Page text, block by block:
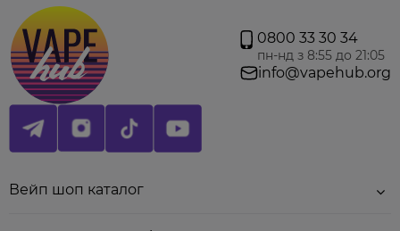
- У велику баночку залити нікобустер (за бажанням
нікобустер можна не додавати зовсім) і після цього -
гліцерин.
- Збовтати все протягом 1-2 хвилин.
- Дати готовій суміші настоятись за кімнатної
температури мінімум 15 хв. Для більш досконалого
смаку - 1 годину.
0800 33 30 34
пн-нд з 8:55 до 21:05
info@vapehub.org
Вейп шоп каталог